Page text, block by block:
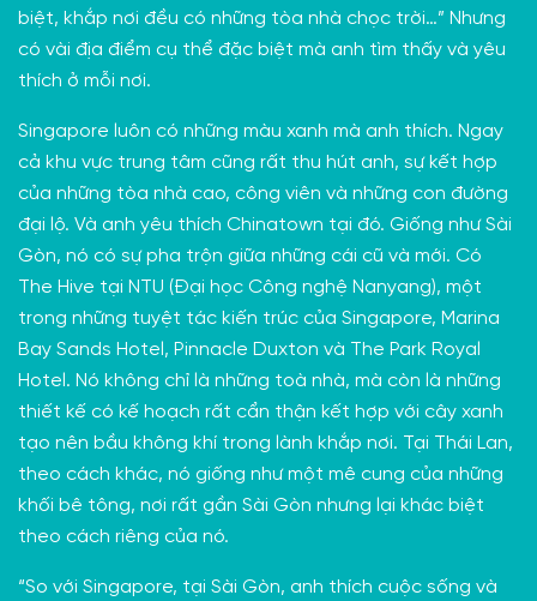
biệt, khắp nơi đều có những tòa nhà chọc trời…” Nhưng
có vài địa điểm cụ thể đặc biệt mà anh tìm thấy và yêu
thích ở mỗi nơi.
Singapore luôn có những màu xanh mà anh thích. Ngay
cả khu vực trung tâm cũng rất thu hút anh, sự kết hợp
của những tòa nhà cao, công viên và những con đường
đại lộ. Và anh yêu thích Chinatown tại đó. Giống như Sài
Gòn, nó có sự pha trộn giữa những cái cũ và mới. Có
The Hive tại NTU (Đại học Công nghệ Nanyang), một
trong những tuyệt tác kiến trúc của Singapore, Marina
Bay Sands Hotel, Pinnacle Duxton và The Park Royal
Hotel. Nó không chỉ là những toà nhà, mà còn là những
thiết kế có kế hoạch rất cẩn thận kết hợp với cây xanh
tạo nên bầu không khí trong lành khắp nơi. Tại Thái Lan,
theo cách khác, nó giống như một mê cung của những
khối bê tông, nơi rất gần Sài Gòn nhưng lại khác biệt
theo cách riêng của nó.
“So với Singapore, tại Sài Gòn, anh thích cuộc sống và